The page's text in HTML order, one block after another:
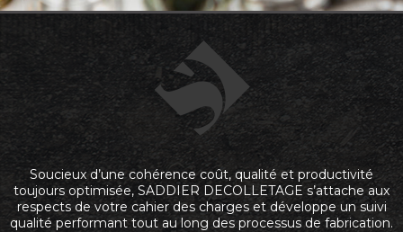
Soucieux d’une cohérence coût, qualité et productivité
toujours optimisée, SADDIER DECOLLETAGE s’attache aux
respects de votre cahier des charges et développe un suivi
qualité performant tout au long des processus de fabrication.